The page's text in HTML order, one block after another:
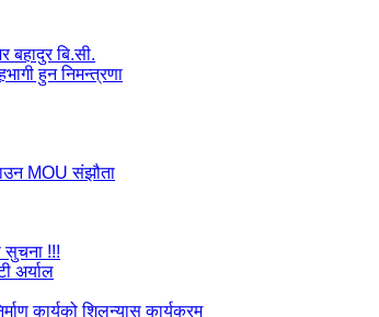
बहादुर बि.सी.
हुन निमन्त्रणा
MOU संझौता
सुचना !!!
अर्याल
कार्यको शिलन्यास कार्यक्रम